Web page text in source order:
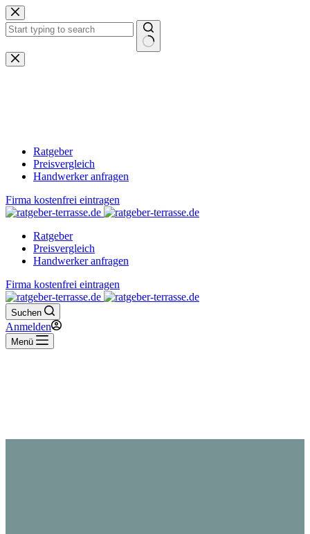
Zum
Inhalt
springen
Keine
Ergebnisse
Ratgeber
Preisvergleich
Handwerker anfragen
Firma kostenfrei eintragen
Ratgeber
Preisvergleich
Handwerker anfragen
Firma kostenfrei eintragen
Suchen
Anmelden
Menü